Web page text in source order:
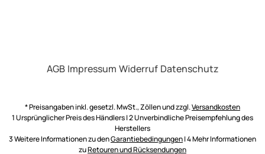
AGB Impressum Widerruf Datenschutz
* Preisangaben inkl. gesetzl. MwSt., Zöllen und zzgl.Versandkosten
1 Ursprünglicher Preis des Händlers | 2 Unverbindliche Preisempfehlung des
Herstellers
3 Weitere Informationen zu denGarantiebedingungen| 4 Mehr Informationen
zuRetouren und Rücksendungen